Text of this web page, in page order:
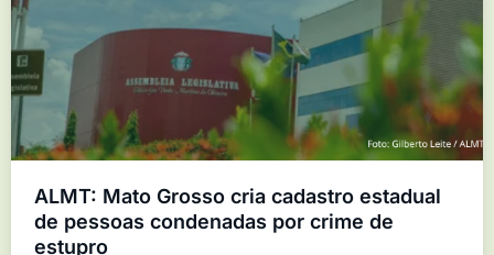
ALMT: Mato Grosso cria cadastro estadual
de pessoas condenadas por crime de
estupro